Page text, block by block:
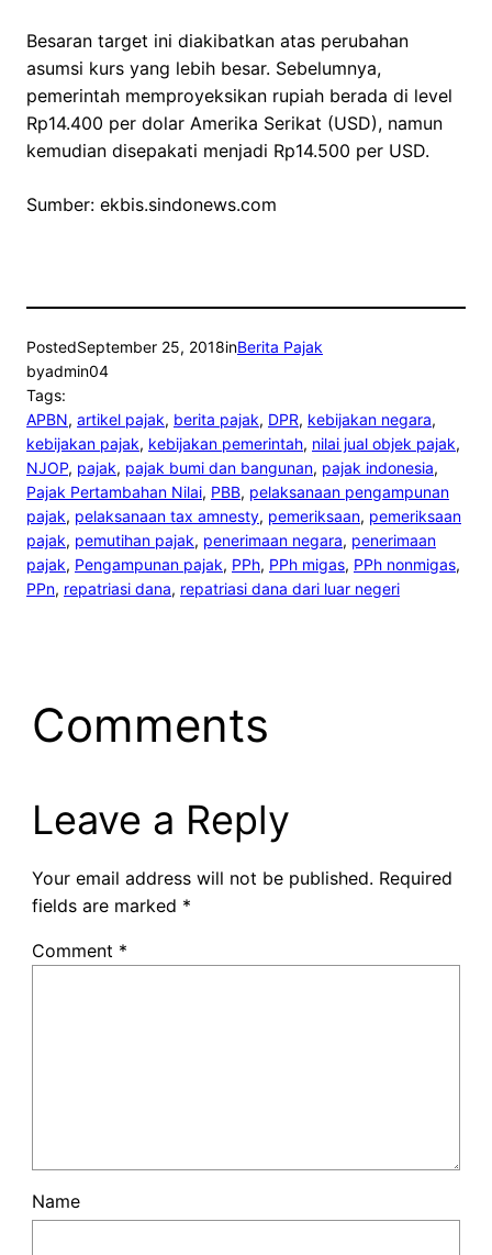
Besaran target ini diakibatkan atas perubahan
asumsi kurs yang lebih besar. Sebelumnya,
pemerintah memproyeksikan rupiah berada di level
Rp14.400 per dolar Amerika Serikat (USD), namun
kemudian disepakati menjadi Rp14.500 per USD.
Sumber: ekbis.sindonews.com
PostedSeptember 25, 2018inBerita Pajak
byadmin04
Tags:
APBN, artikel pajak, berita pajak, DPR, kebijakan negara
kebijakan pajak, kebijakan pemerintah, nilai jual objek pajak
NJOP, pajak, pajak bumi dan bangunan, pajak indonesia
Pajak Pertambahan Nilai, PBB, pelaksanaan pengampunan
pajak, pelaksanaan tax amnesty, pemeriksaan, pemeriksaan
pajak, pemutihan pajak, penerimaan negara, penerimaan
pajak, Pengampunan pajak, PPh, PPh migas, PPh nonmigas
PPn, repatriasi dana, repatriasi dana dari luar negeri
Comments
Leave a Reply
Your email address will not be published. Required
fields are marked *
Comment *
Name